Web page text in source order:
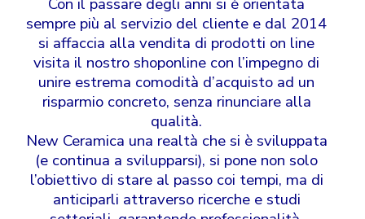
sempre più al servizio del cliente e dal 2014
si affaccia alla vendita di prodotti on line
visita il nostroshoponline con l’impegno di
unire estrema comodità d’acquisto ad un
risparmio concreto, senza rinunciare alla
qualità.
New Ceramica una realtà che si è sviluppata
(e continua a svilupparsi), si pone non solo
l’obiettivo di stare al passo coi tempi, ma di
anticiparli attraverso ricerche e studi